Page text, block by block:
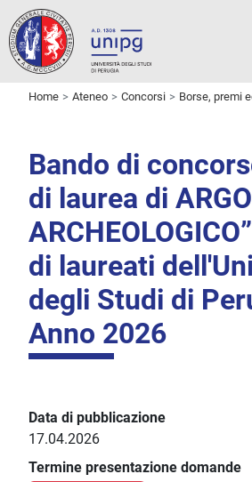
Home Ateneo Concorsi Borse, premi
Bando di
di laurea di
di laureati
degli Studi di
Anno 2026
Data di pubblicazione
17.04.2026
Termine presentazione domande